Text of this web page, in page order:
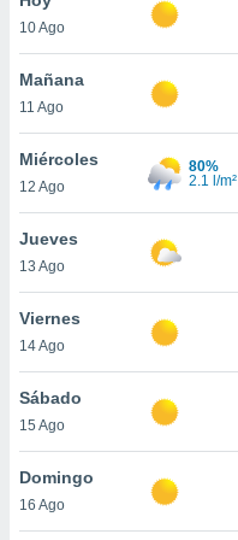
en
más
nuestra
de
cookies
aceptar
10 Ago
Mañana
11 Ago
Miércoles
12 Ago
80%
2.1 l/m²
Jueves
13 Ago
Viernes
14 Ago
Sábado
15 Ago
Domingo
16 Ago